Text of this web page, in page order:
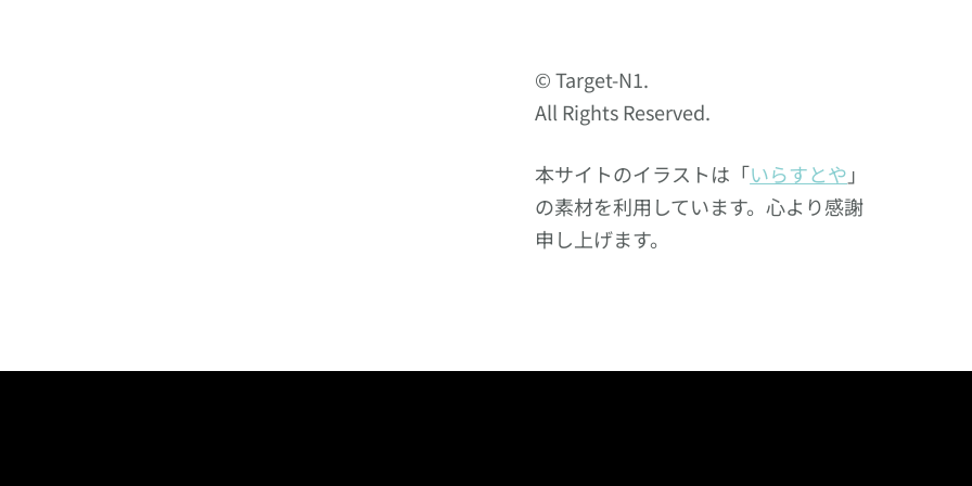
© Target-N1.
All Rights Reserved.
本サイトのイラストは「いらすとや 」
の素材を利用しています。心より感謝
申し上げます。